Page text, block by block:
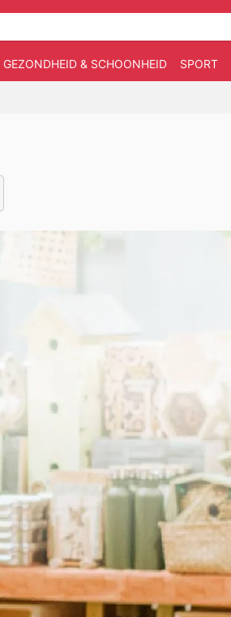
GEZONDHEID & SCHOONHEID SPORT